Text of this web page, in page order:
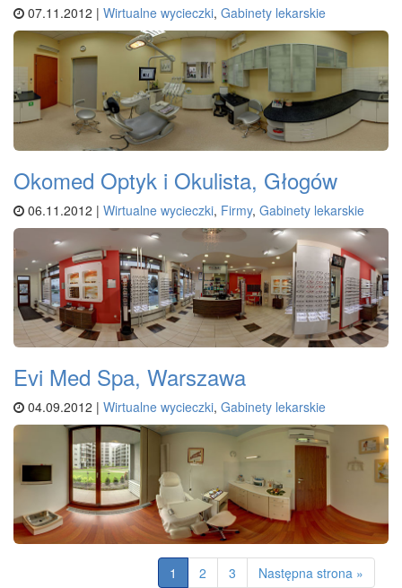
07.11.2012 | Wirtualne wycieczki, Gabinety lekarskie
Okomed Optyk i Okulista, Głogów
06.11.2012 | Wirtualne wycieczki, Firmy, Gabinety lekarskie
Evi Med Spa, Warszawa
04.09.2012 | Wirtualne wycieczki, Gabinety lekarskie
1 2 3 Następna strona »